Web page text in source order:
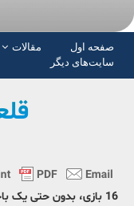
صفحە اول مقالات
سایت‌های دیگر
16 بازی، بدون حتی یک باخت. این آمار درخشان امیر قلعه‌نویی در بازگشت دوباره به نیمکت تیم ملی است.